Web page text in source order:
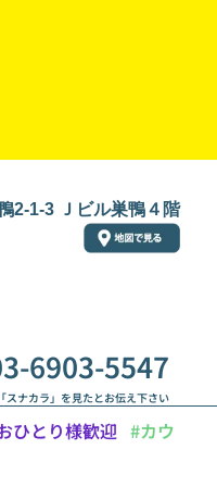
2-1-3 Ｊビル巣鴨４階
6903-5547
スナカラ」を見たとお伝え下さい
ひとり様歓迎 #カウ